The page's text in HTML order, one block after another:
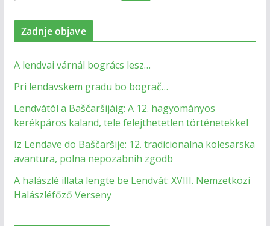
Zadnje objave
A lendvai várnál bogrács lesz…
Pri lendavskem gradu bo bograč…
Lendvától a Baščaršijáig: A 12. hagyományos
kerékpáros kaland, tele felejthetetlen történetekkel
Iz Lendave do Baščaršije: 12. tradicionalna kolesarska
avantura, polna nepozabnih zgodb
A halászlé illata lengte be Lendvát: XVIII. Nemzetközi
Halászléfőző Verseny